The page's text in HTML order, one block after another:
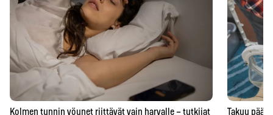
Kolmen tunnin yöunet riittävät vain harvalle – tutkijat
Takuu